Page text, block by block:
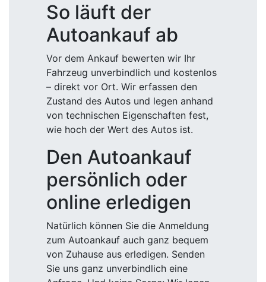
So läuft der
Autoankauf ab
Vor dem Ankauf bewerten wir Ihr
Fahrzeug unverbindlich und kostenlos
– direkt vor Ort. Wir erfassen den
Zustand des Autos und legen anhand
von technischen Eigenschaften fest,
wie hoch der Wert des Autos ist.
Den Autoankauf
persönlich oder
online erledigen
Natürlich können Sie die Anmeldung
zum Autoankauf auch ganz bequem
von Zuhause aus erledigen. Senden
Sie uns ganz unverbindlich eine